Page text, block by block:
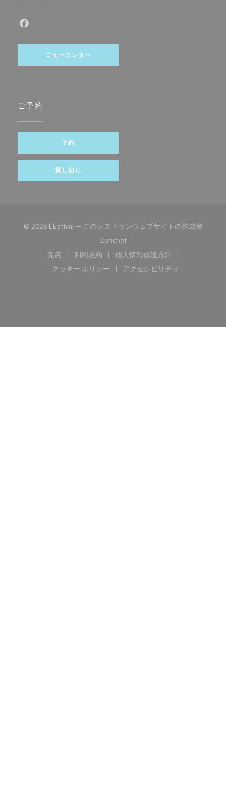
ニュースレター
ご予約
予約
貸し切り
© 2026 L'Estival — このレストランウェブサイトの作成者
Zenchef((新しいウィンドウで開きます))
免責
((新しいウィンドウで開きます))
利用規約
((新しいウィンドウで開きます))
個人情報保護方針
((新しいウィンドウで開
クッキー ポリシー
((新しいウィンドウで開きます))
アクセシビリティ
((新しいウィンドウで